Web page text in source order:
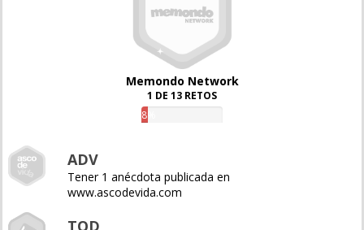
Memondo Network
1 DE 13 RETOS
8%
ADV
Tener 1 anécdota publicada en
www.ascodevida.com
TQD